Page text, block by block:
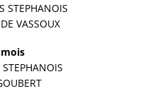
STEPHANOIS
VASSOUX
mois